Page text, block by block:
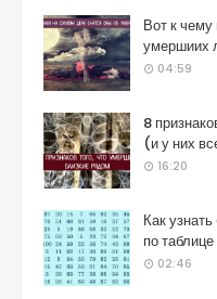
Вот к
умершиих
04:59
8
(и у них
16:20
Как
по
02:46